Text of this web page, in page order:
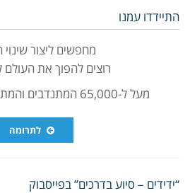
התיידדו עמנו
מחפשים ליצור
רוצים להפוך את העולם
מעל ל-65,000 המתנדבים והמתנדבות מחכים לכם!
לתרומה
“ידידים – סיוע בדרכים” בפייסבוק